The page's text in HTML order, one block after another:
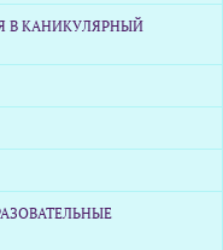
В КАНИКУЛЯРНЫЙ